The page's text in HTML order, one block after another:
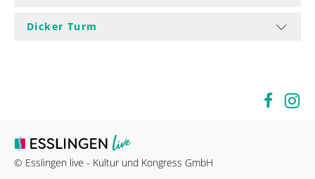
Dicker Turm
© Esslingen live - Kultur und Kongress GmbH